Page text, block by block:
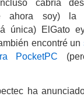
cabría
ahora soy) la
única) ElGato
encontré un
PocketPC
ha